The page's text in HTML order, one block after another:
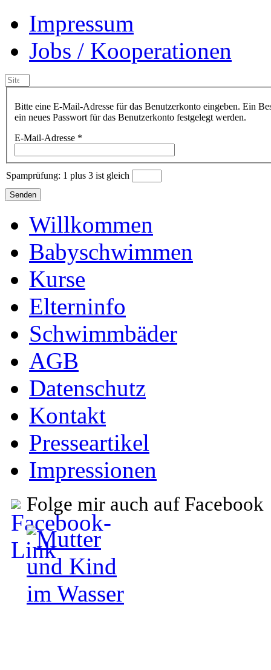
Impressum
Jobs / Kooperationen
Bitte eine E-Mail-Adresse für das Benutzerkonto eingeben. Ein
ein neues Passwort für das Benutzerkonto festgelegt werden.
E-Mail-Adresse *
Spamprüfung: 1 plus 3 ist gleich
Senden
Willkommen
Babyschwimmen
Kurse
Elterninfo
Schwimmbäder
AGB
Datenschutz
Kontakt
Presseartikel
Impressionen
Folge mir auch auf Facebook